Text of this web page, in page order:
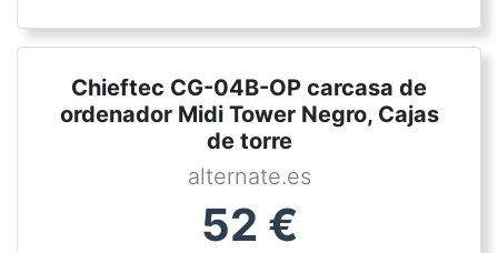
Chieftec CG-04B-OP carcasa de
ordenador Midi Tower Negro, Cajas
de torre
alternate.es
52 €